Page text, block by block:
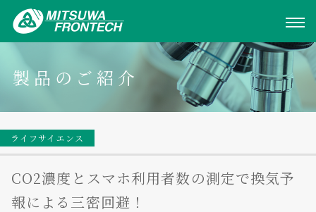
製品のご紹介
ライフサイエンス
CO2濃度とスマホ利用者数の測定で換気予
報による三密回避！